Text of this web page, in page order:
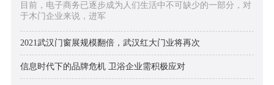
目前，电子商务已逐步成为人们生活中不可缺少的一部分，对
于木门企业来说，进军
2021武汉门窗展规模翻倍，武汉红大门业将再次
信息时代下的品牌危机 卫浴企业需积极应对